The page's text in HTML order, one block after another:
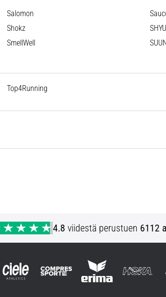
Salomon
Shokz
SHYU
SmellWell
Top4Running
4.8 viidestä perustuen 6112